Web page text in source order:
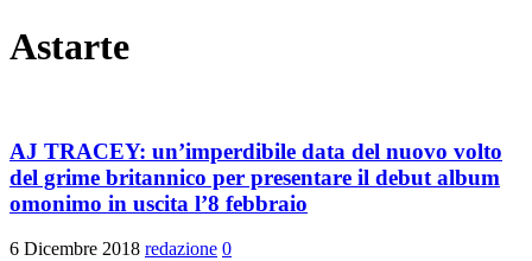
Astarte
AJ TRACEY: un’imperdibile data del nuovo volto
del grime britannico per presentare il debut album
omonimo in uscita l’8 febbraio
6 Dicembre 2018 redazione 0